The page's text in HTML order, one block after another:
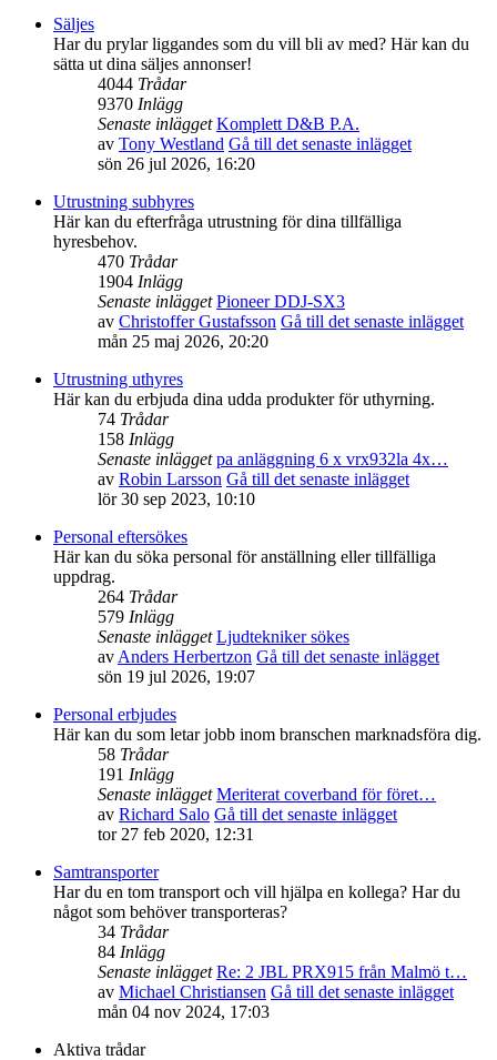
Säljes
Har du prylar liggandes som du vill bli av med? Här kan du
sätta ut dina säljes annonser!
4044 Trådar
9370 Inlägg
Senaste inlägget Komplett D&B P.A.
av Tony Westland Gå till det senaste inlägget
sön 26 jul 2026, 16:20
Utrustning subhyres
Här kan du efterfråga utrustning för dina tillfälliga
hyresbehov.
470 Trådar
1904 Inlägg
Senaste inlägget Pioneer DDJ-SX3
av Christoffer Gustafsson Gå till det senaste inlägget
mån 25 maj 2026, 20:20
Utrustning uthyres
Här kan du erbjuda dina udda produkter för uthyrning.
74 Trådar
158 Inlägg
Senaste inlägget pa anläggning 6 x vrx932la 4x…
av Robin Larsson Gå till det senaste inlägget
lör 30 sep 2023, 10:10
Personal eftersökes
Här kan du söka personal för anställning eller tillfälliga
uppdrag.
264 Trådar
579 Inlägg
Senaste inlägget Ljudtekniker sökes
avAnders Herbertzon Gå till det senaste inlägget
sön 19 jul 2026, 19:07
Personal erbjudes
Här kan du som letar jobb inom branschen marknadsföra dig.
58 Trådar
191 Inlägg
Senaste inlägget Meriterat coverband för föret…
av Richard Salo Gå till det senaste inlägget
tor 27 feb 2020, 12:31
Samtransporter
Har du en tom transport och vill hjälpa en kollega? Har du
något som behöver transporteras?
34 Trådar
84 Inlägg
Senaste inlägget Re: 2 JBL PRX915 från Malmö t…
av Michael Christiansen Gå till det senaste inlägget
mån 04 nov 2024, 17:03
Aktiva trådar